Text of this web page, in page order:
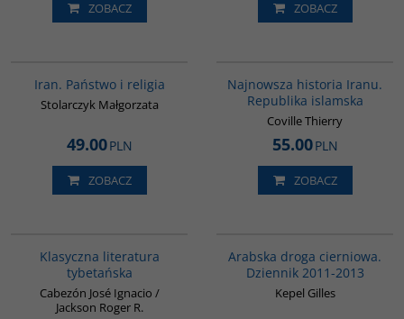
ZOBACZ ZOBACZ
Iran. Państwo i religia
Stolarczyk Małgorzata
49.00PLN
ZOBACZ
Najnowsza historia Iranu.
Republika islamska
Coville Thierry
55.00PLN
ZOBACZ
Klasyczna literatura
tybetańska
Cabezón José Ignacio /
Jackson Roger R.
Arabska droga cierniowa.
Dziennik 2011-2013
Kepel Gilles